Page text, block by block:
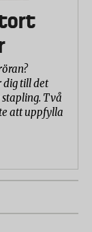
dig till det
Två
att uppfylla